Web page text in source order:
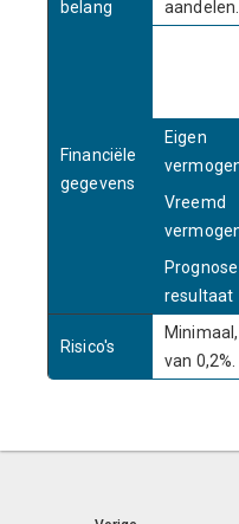
belang
aandelen.
Financiële
gegevens
Eigen
Vreemd
Prognose
resultaat
Risico's
van 0,2%.